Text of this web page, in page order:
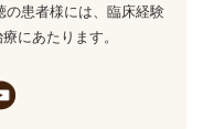
の患者様には、臨床経験
にあたります。